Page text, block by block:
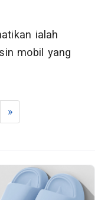
ialah
mobil yang
»